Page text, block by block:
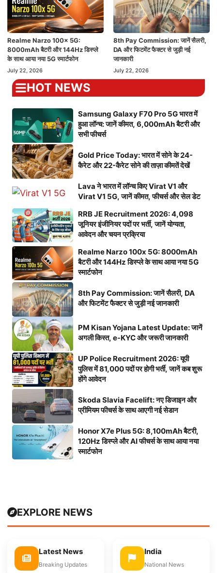
Realme Narzo 100x 5G:
8000mAh बैटरी और 144Hz डिस्प्ले
के साथ आया नया 5G स्मार्टफोन
July 22, 2026
8th Pay Commission: जानें सैलरी,
DA और फिटमेंट फैक्टर से जुड़ी नई
जानकारी
July 22, 2026
HOT NEWS
Samsung Galaxy F70 Pro 5G भारत में
हुआ लॉन्च: जानें कीमत, 6,000mAh बैटरी और
सभी फीचर्स
Gold Price Today: भारत में सोने के 24-
कैरेट और 22-कैरेट सोने की ताज़ा कीमतें देखें
Lava ने भारत में लॉन्च किए Virat V1 और
Virat V1 5G, जानें कीमत, फीचर्स और सेल डेट
RRB JE Recruitment 2026: 4,098
जूनियर इंजीनियर पदों पर भर्ती, जानें योग्यता,
आवेदन और चयन प्रक्रिया
Realme Narzo 100x 5G: 8000mAh
बैटरी और 144Hz डिस्प्ले के साथ आया नया 5G
स्मार्टफोन
8th Pay Commission: जानें सैलरी, DA
और फिटमेंट फैक्टर से जुड़ी नई जानकारी
PM Kisan Yojana Latest Update: जानें
अगली किस्त, e-KYC और जरूरी जानकारी
UP Police Recruitment 2026: यूपी
पुलिस में 81,000 पदों पर होगी भर्ती, जानें कब शुरू
होंगे आवेदन
Skoda Slavia Facelift: नए डिजाइन और
प्रीमियम फीचर्स के साथ आएगी नई सेडान
Honor X7e Plus 5G: 8,100mAh बैटरी,
120Hz डिस्प्ले और AI फीचर्स के साथ आया नया
स्मार्टफोन
EXPLORE NEWS
Latest News
Breaking Updates
India
National News